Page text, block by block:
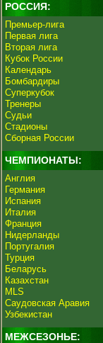
РОССИЯ:
Премьер-лига
Первая лига
Вторая лига
Кубок России
Календарь
Бомбардиры
Суперкубок
Тренеры
Судьи
Стадионы
Сборная России
ЧЕМПИОНАТЫ:
Англия
Германия
Испания
Италия
Франция
Нидерланды
Португалия
Турция
Беларусь
Казахстан
MLS
Саудовская Аравия
Узбекистан
МЕЖСЕЗОНЬЕ: